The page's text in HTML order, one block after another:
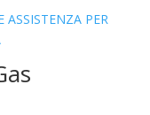
ASSISTENZA PER